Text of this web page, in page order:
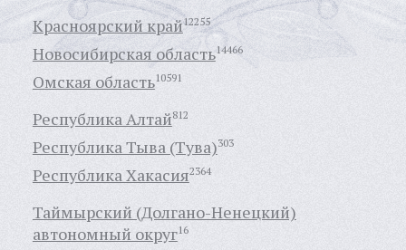
Красноярский край12255
Новосибирская область14466
Омская область10591
Республика Алтай812
Республика Тыва (Тува)303
Республика Хакасия2364
Таймырский (Долгано-Ненецкий)
автономный округ16